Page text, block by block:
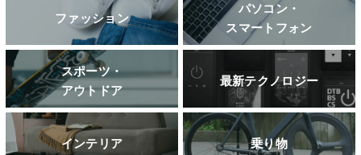
ファッション
パソコン・
スマートフォン
スポーツ・
アウトドア
最新テクノロジー
インテリア 乗り物